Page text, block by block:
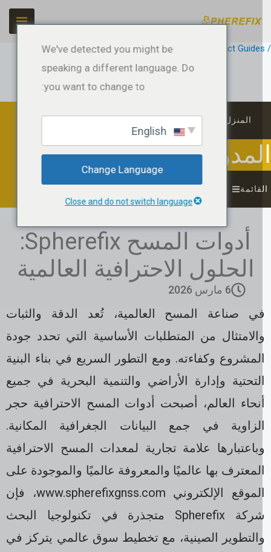
Product
jeffreyrtk@gmail.com
المنزل
أدوات المسح Spherefix:
الحلول الاحترافية العالمية
6 مارس 2026
صناعة المسح العالمية، تُعد الدقة والثبات
من المتطلبات الأساسية التي تحدد جودة
وكفاءته. ومع التطور السريع في بناء البنية
وإدارة الأراضي والتنمية البحرية في جميع
العالم، أصبحت أدوات المسح الاحترافية حجر
في جمع البيانات الجغرافية المكانية.
علامة تجارية لمعدات المسح الاحترافية
بها عالميًا والمعروفة عالميًا والموجودة على
الموقع الإلكتروني www.spherefixgnss.com، فإن
شركة Spherefix متجذرة في تكنولوجيا البحث
الصينية، مع تخطيط سوق عالمي يتركز في
We've detected you might be
speaking a different language. Do
you want to change to:
English
Change Language
Close and do not switch language